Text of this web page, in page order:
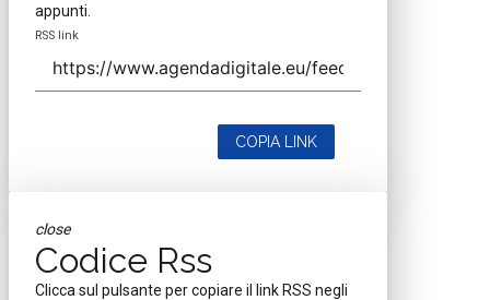
appunti.
RSS link
COPIA LINK
close
Codice Rss
Clicca sul pulsante per copiare il link RSS negli